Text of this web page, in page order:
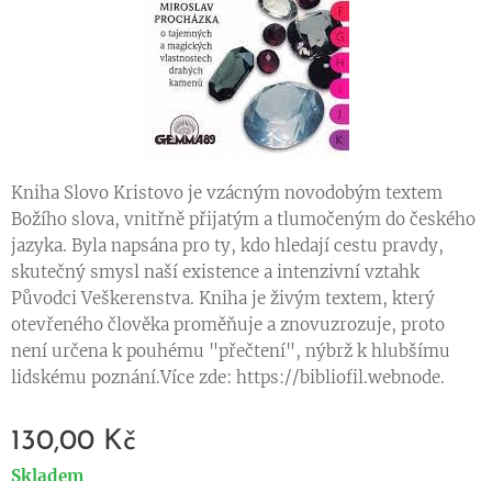
Kniha Slovo Kristovo je vzácným novodobým textem
Božího slova, vnitřně přijatým a tlumočeným do českého
jazyka. Byla napsána pro ty, kdo hledají cestu pravdy,
skutečný smysl naší existence a intenzivní vztahk
Původci Veškerenstva. Kniha je živým textem, který
otevřeného člověka proměňuje a znovuzrozuje, proto
není určena k pouhému "přečtení", nýbrž k hlubšímu
lidskému poznání.Více zde: https://bibliofil.webnode.
130,00 Kč
Skladem